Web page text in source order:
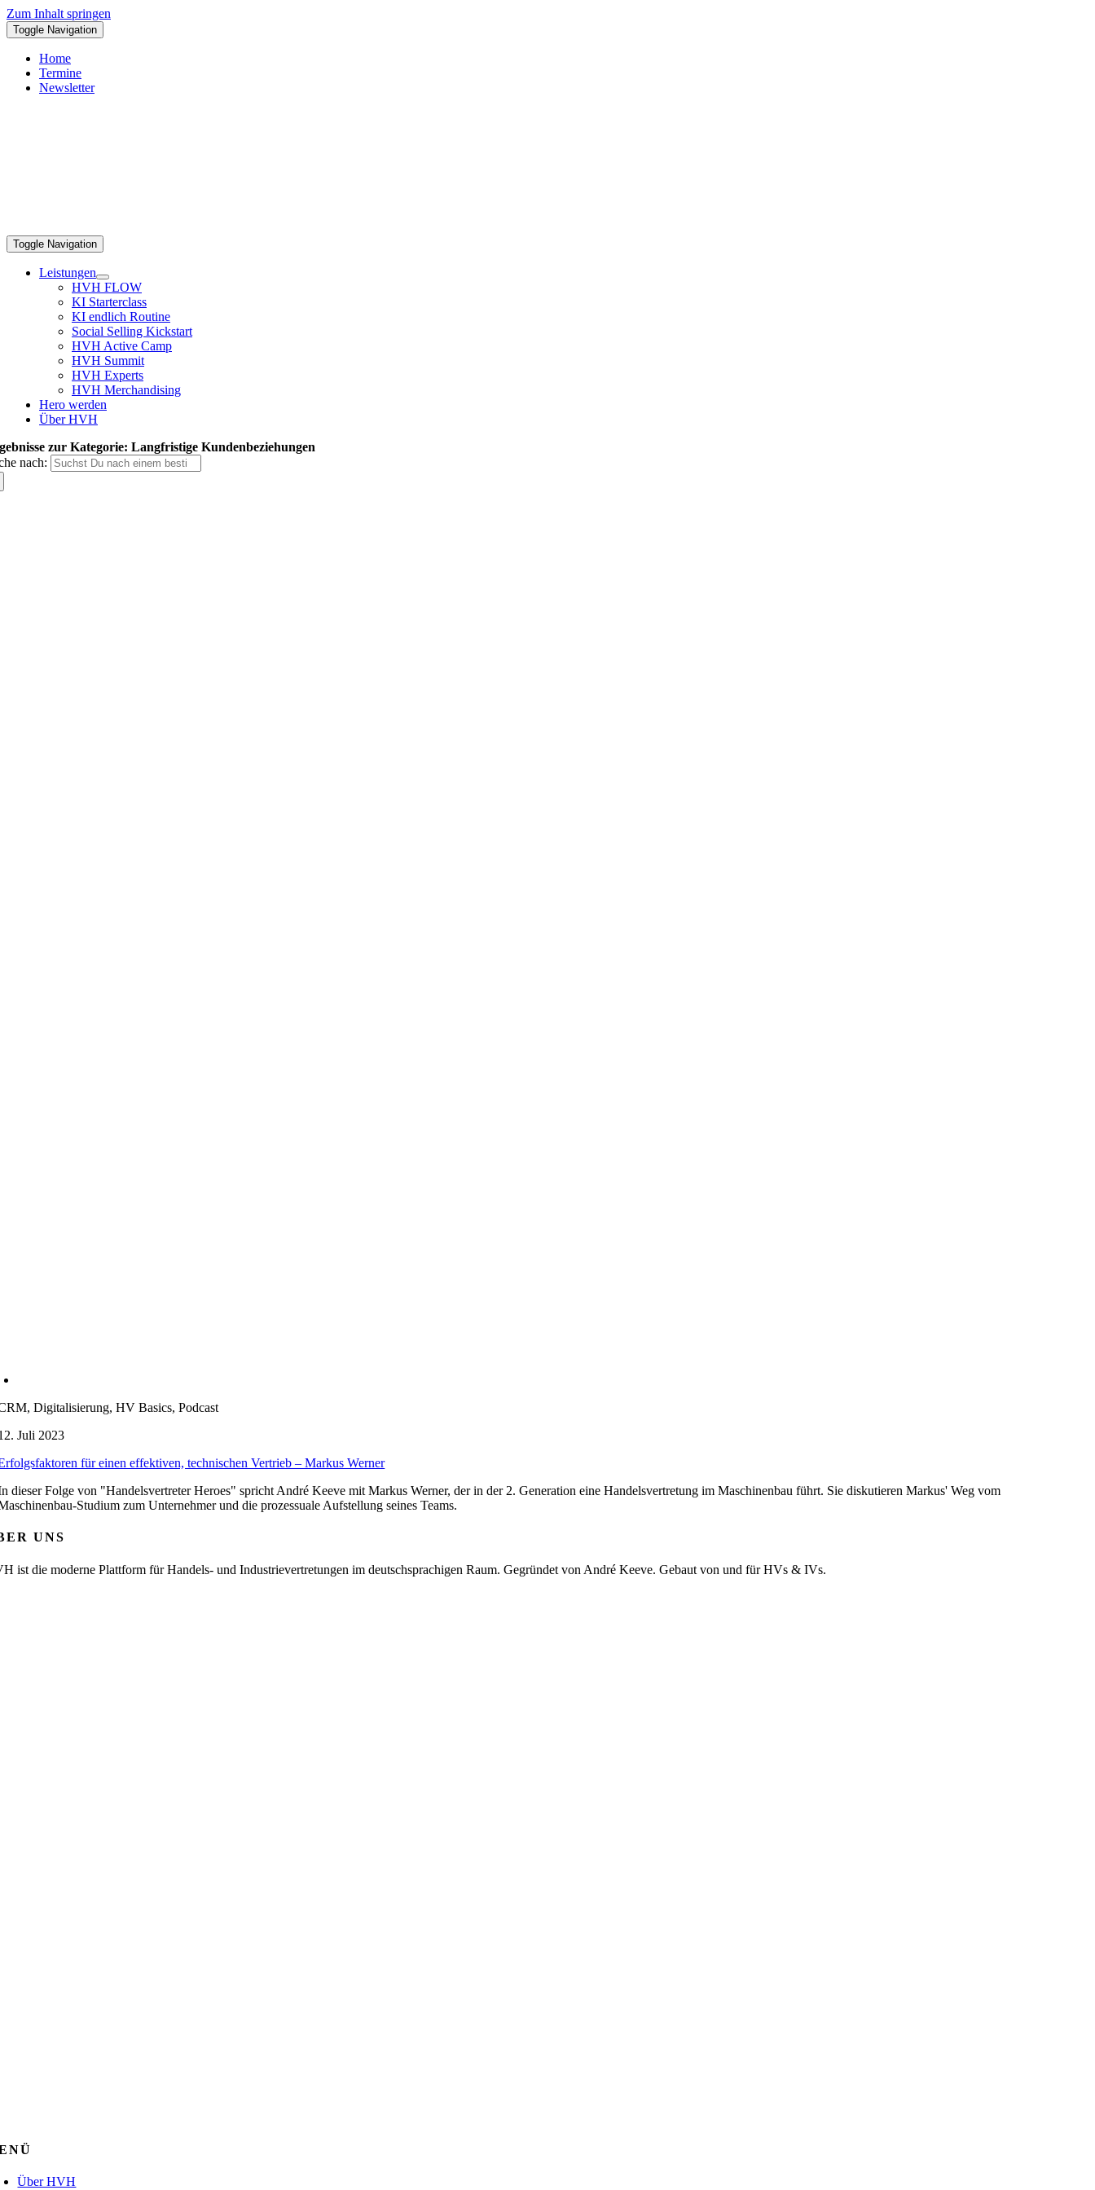
Zum Inhalt springen
Toggle Navigation
Home
Termine
Newsletter
Toggle Navigation
Leistungen
HVH FLOW
KI Starterclass
KI endlich Routine
Social Selling Kickstart
HVH Active Camp
HVH Summit
HVH Experts
HVH Merchandising
Hero werden
Über HVH
zur Kategorie: Langfristige Kundenbeziehungen
nach:
Digitalisierung, HV Basics, Podcast
Juli 2023
für einen effektiven, technischen Vertrieb – Markus Werner
dieser Folge von "Handelsvertreter Heroes" spricht André Keeve mit Markus Werner, der in der 2. Generation eine Handelsvertretung im Maschinenbau führt. Sie diskutieren Markus' Weg vom
Studium zum Unternehmer und die prozessuale Aufstellung seines Teams.
UNS
ist die moderne Plattform für Handels- und Industrievertretungen im deutschsprachigen Raum. Gegründet von André Keeve. Gebaut von und für HVs & IVs.
Über HVH